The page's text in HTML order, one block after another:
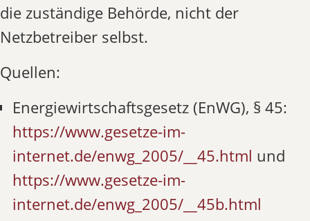
die zuständige Behörde, nicht der
Netzbetreiber selbst.
Quellen:
Energiewirtschaftsgesetz (EnWG), § 45:
https://www.gesetze-im-
internet.de/enwg_2005/__45.html und
https://www.gesetze-im-
internet.de/enwg_2005/__45b.html